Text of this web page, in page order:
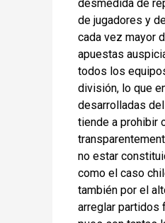
desmedida de
de jugadores y
cada vez mayor
apuestas
todos los
división, lo que
desarrolladas
tiende a prohibir
no estar
como el caso
también por el
arreglar partidos